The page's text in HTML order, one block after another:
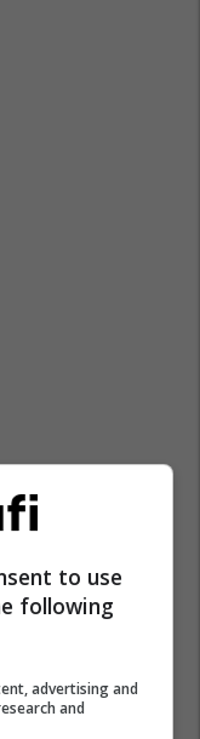
to use
following
advertising and
and